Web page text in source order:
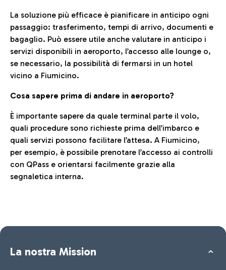
La soluzione più efficace è pianificare in anticipo ogni
passaggio: trasferimento, tempi di arrivo, documenti e
bagaglio. Può essere utile anche valutare in anticipo i
servizi disponibili in aeroporto, l’accesso alle lounge o,
se necessario, la possibilità di fermarsi in un hotel
vicino a Fiumicino.
Cosa sapere prima di andare in aeroporto?
È importante sapere da quale terminal parte il volo,
quali procedure sono richieste prima dell’imbarco e
quali servizi possono facilitare l’attesa. A Fiumicino,
per esempio, è possibile prenotare l’accesso ai controlli
con QPass e orientarsi facilmente grazie alla
segnaletica interna.
La nostra Mission